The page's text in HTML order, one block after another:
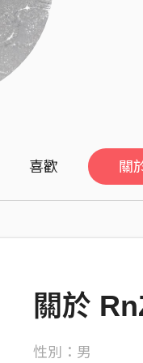
喜歡 關
關於
性別：男